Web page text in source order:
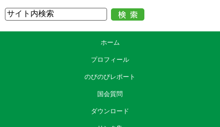
ホーム
プロフィール
のびのびレポート
国会質問
ダウンロード